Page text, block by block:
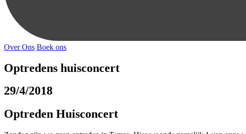
Over Ons Boek ons
Optredens huisconcert
29/4/2018
Optreden Huisconcert